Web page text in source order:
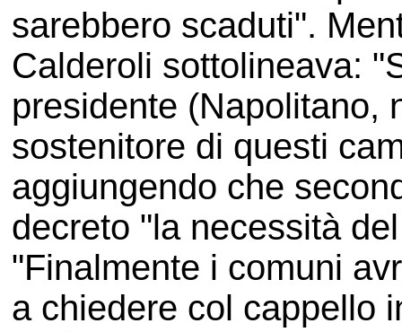
sarebbero scaduti".
Calderoli sottolineava:
presidente (Napolitano,
sostenitore di questi
aggiungendo che
decreto "la necessità
"Finalmente i comuni
a chiedere col cappello